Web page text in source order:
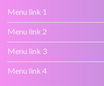
Menu link 1
Menu link 2
Menu link 3
Menu link 4